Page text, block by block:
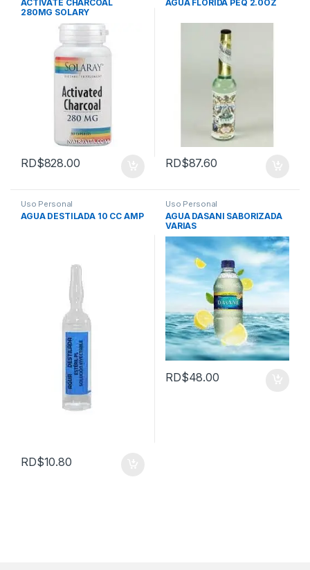
ACTIVATE CHARCOAL
280MG SOLARY
RD$828.00
AGUA FLORIDA PEQ 2.0OZ
RD$87.60
Uso Personal
AGUA DESTILADA 10 CC AMP
RD$10.80
Uso Personal
AGUA DASANI SABORIZADA
VARIAS
RD$48.00